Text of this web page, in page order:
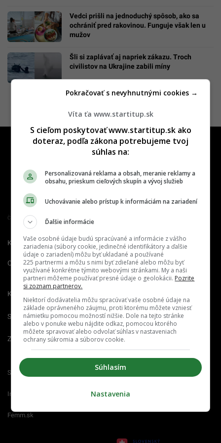
Vedci prišli na jednoduchý spôsob, ako sa
ochrániť pred rakovinou. Funguje však len u
mužov
Šli si zaplávať aj napriek zákazu. Troch
civilistov na Ukrajine zabili míny
Člen združenia IAB Slovakia
Kontakt Inzercia Cenník
O nás Redakcia
Nahlásiť
chybu
Kariéra
Spravovať notifikácie
Zrušiť predplatné
Startitup.sk
Interez.sk Emefka.sk
Femm.sk
Víta ťa www.startitup.sk
S cieľom poskytovať www.startitup.sk ako
doteraz, podľa zákona potrebujeme tvoj
súhlas na:
Personalizovaná reklama a obsah, meranie reklamy a
obsahu, prieskum cieľových skupín a vývoj služieb
Uchovávanie alebo prístup k informáciám na zariadení
Ďalšie informácie
Vaše osobné údaje budú spracúvané a informácie z vášho
zariadenia (súbory cookie, jedinečné identifikátory a ďalšie
údaje o zariadení) môžu byť ukladané a používané
225 partnermi a môžu s nimi byť zdieľané alebo môžu byť
využívané konkrétne týmito webovými stránkami. My a naši
partneri môžeme používať presné údaje o geolokácii. Pozrite
si zoznam partnerov.
Niektorí dodávatelia môžu spracúvať vaše osobné údaje na
základe oprávneného záujmu, proti ktorému môžete vzniesť
námietku pomocou možností nižšie. Dole na tejto stránke
alebo v ponuke webu nájdite odkaz, pomocou ktorého
môžete spravovať alebo odvolať súhlas v nastaveniach
ochrany súkromia a súborov cookie.
Súhlasím
Pokračovať s nevyhnutnými cookies →
Nastavenia